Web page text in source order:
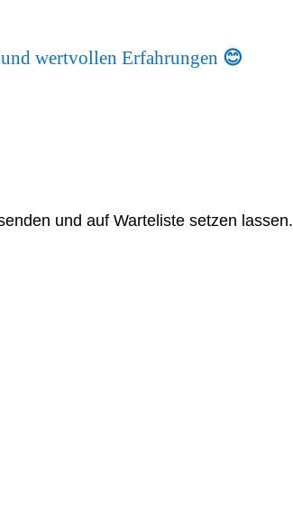
wertvollen Erfahrungen 😊
und auf Warteliste setzen lassen.